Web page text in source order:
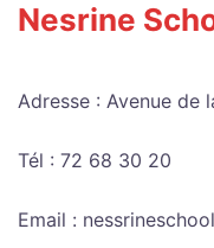
Nesrine
Adresse : Avenue de
Tél : 72 68 30 20
Email :